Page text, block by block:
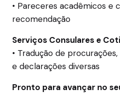
• Pareceres acadêmicos e
recomendação
Serviços Consulares e
• Tradução de
e declarações diversas
Pronto para avançar no